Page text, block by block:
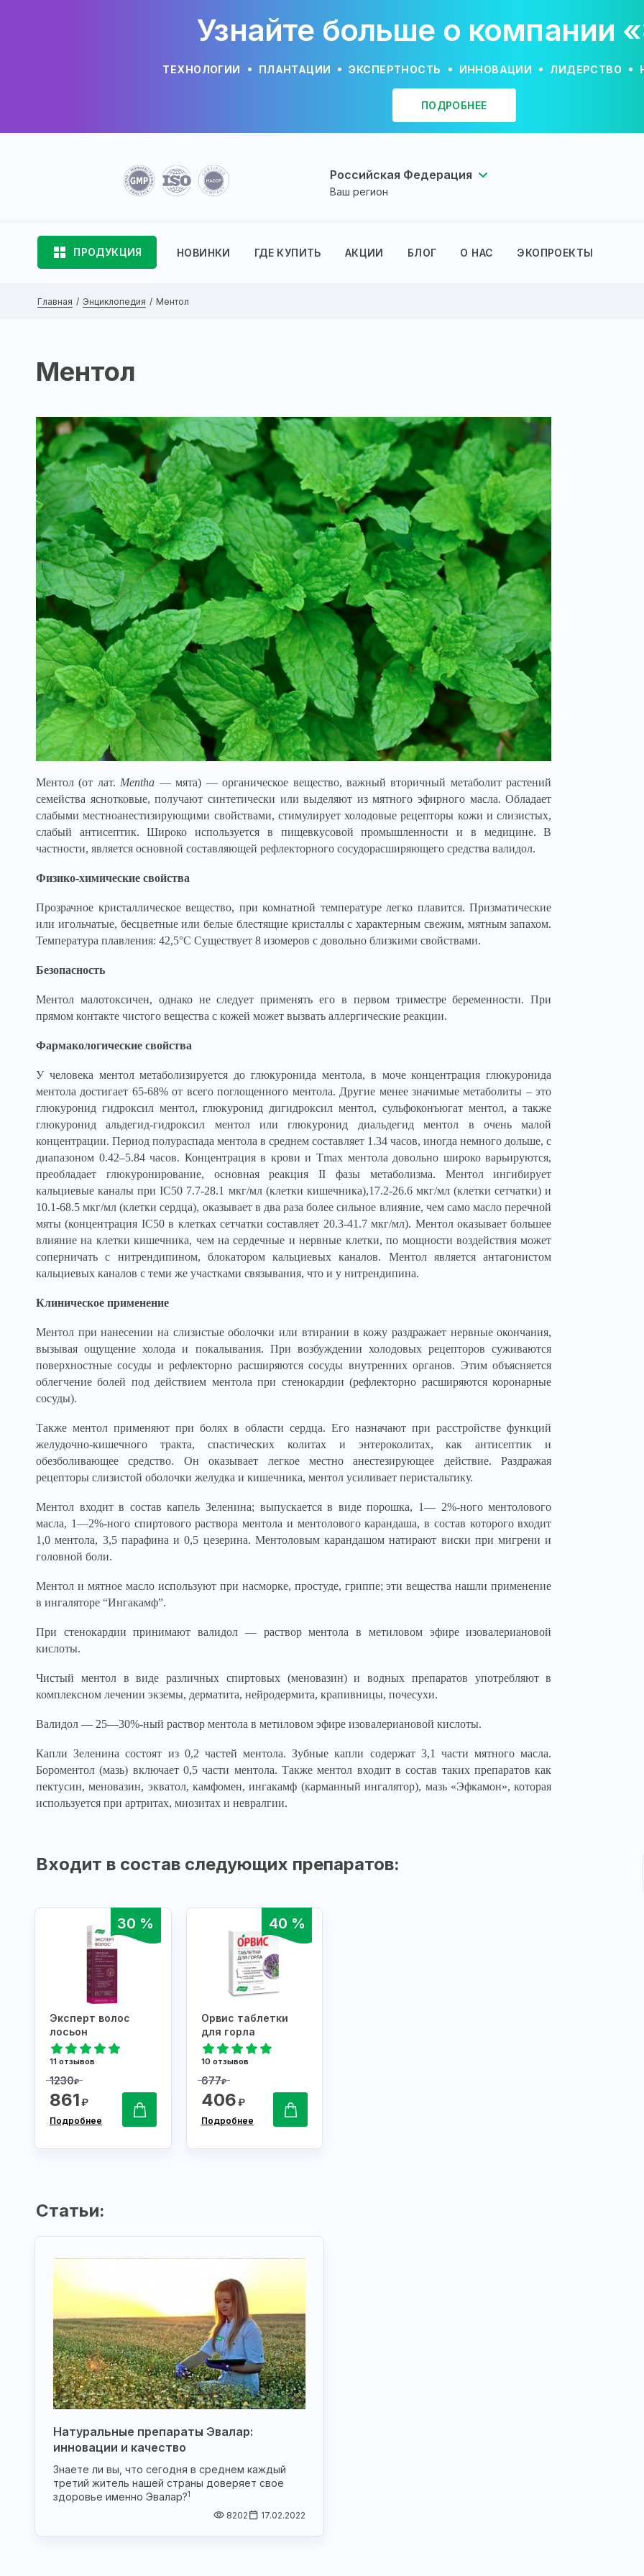
Узнайте больше о компании
ТЕХНОЛОГИИ ПЛАНТАЦИИ ЭКСПЕРТНОСТЬ ИННОВАЦИИ ЛИДЕРСТВО
ПОДРОБНЕЕ
Российская Федерация
Ваш регион
ПРОДУКЦИЯ НОВИНКИ ГДЕ КУПИТЬ АКЦИИ БЛОГ О НАС ЭКОПРОЕКТЫ
Главная Энциклопедия Ментол
Ментол
Ментол (от лат. Mentha — мята) — органическое вещество, важный вторичный метаболит растений
семейства яснотковые, получают синтетически или выделяют из мятного эфирного масла. Обладает
слабыми местноанестизирующими свойствами, стимулирует холодовые рецепторы кожи и слизистых,
слабый антисептик. Широко используется в пищевкусовой промышленности и в медицине. В
частности, является основной составляющей рефлекторного сосудорасширяющего средства валидол.
Физико-химические свойства
Прозрачное кристаллическое вещество, при комнатной температуре легко плавится. Призматические
или игольчатые, бесцветные или белые блестящие кристаллы с характерным свежим, мятным запахом.
Температура плавления: 42,5°С Существует 8 изомеров с довольно близкими свойствами.
Безопасность
Ментол малотоксичен, однако не следует применять его в первом триместре беременности. При
прямом контакте чистого вещества с кожей может вызвать аллергические реакции.
Фармакологические свойства
У человека ментол метаболизируется до глюкуронида ментола, в моче концентрация глюкуронида
ментола достигает 65-68% от всего поглощенного ментола. Другие менее значимые метаболиты – это
глюкуронид гидроксил ментол, глюкуронид дигидроксил ментол, сульфоконъюгат ментол, а также
глюкуронид альдегид-гидроксил ментол или глюкуронид диальдегид ментол в очень малой
концентрации. Период полураспада ментола в среднем составляет 1.34 часов, иногда немного дольше, с
диапазоном 0.42–5.84 часов. Концентрация в крови и Tmax ментола довольно широко варьируются,
преобладает глюкуронирование, основная реакция II фазы метаболизма. Ментол ингибирует
кальциевые каналы при IC50 7.7-28.1 мкг/мл (клетки кишечника),17.2-26.6 мкг/мл (клетки сетчатки) и
10.1-68.5 мкг/мл (клетки сердца), оказывает в два раза более сильное влияние, чем само масло перечной
мяты (концентрация IC50 в клетках сетчатки составляет 20.3-41.7 мкг/мл). Ментол оказывает большее
влияние на клетки кишечника, чем на сердечные и нервные клетки, по мощности воздействия может
соперничать с нитрендипином, блокатором кальциевых каналов. Ментол является антагонистом
кальциевых каналов с теми же участками связывания, что и у нитрендипина.
Клиническое применение
Ментол при нанесении на слизистые оболочки или втирании в кожу раздражает нервные окончания,
вызывая ощущение холода и покалывания. При возбуждении холодовых рецепторов суживаются
поверхностные сосуды и рефлекторно расширяются сосуды внутренних органов. Этим объясняется
облегчение болей под действием ментола при стенокардии (рефлекторно расширяются коронарные
сосуды).
Также ментол применяют при болях в области сердца. Его назначают при расстройстве функций
желудочно-кишечного тракта, спастических колитах и энтероколитах, как антисептик и
обезболивающее средство. Он оказывает легкое местно анестезирующее действие. Раздражая
рецепторы слизистой оболочки желудка и кишечника, ментол усиливает перистальтику.
Ментол входит в состав капель Зеленина; выпускается в виде порошка, 1— 2%-ного ментолового
масла, 1—2%-ного спиртового раствора ментола и ментолового карандаша, в состав которого входит
1,0 ментола, 3,5 парафина и 0,5 цезерина. Ментоловым карандашом натирают виски при мигрени и
головной боли.
Ментол и мятное масло используют при насморке, простуде, гриппе; эти вещества нашли применение
в ингаляторе “Ингакамф”.
При стенокардии принимают валидол — раствор ментола в метиловом эфире изовалериановой
кислоты.
Чистый ментол в виде различных спиртовых (меновазин) и водных препаратов употребляют в
комплексном лечении экземы, дерматита, нейродермита, крапивницы, почесухи.
Валидол — 25—30%-ный раствор ментола в метиловом эфире изовалериановой кислоты.
Капли Зеленина состоят из 0,2 частей ментола. Зубные капли содержат 3,1 части мятного масла.
Бороментол (мазь) включает 0,5 части ментола. Также ментол входит в состав таких препаратов как
пектусин, меновазин, экватол, камфомен, ингакамф (карманный ингалятор), мазь «Эфкамон», которая
используется при артритах, миозитах и невралгии.
Входит в состав следующих препаратов:
30 %
Эксперт волос
лосьон
11 отзывов
1230₽
861₽
Подробнее
40 %
Орвис таблетки
для горла
10 отзывов
677₽
406₽
Подробнее
Статьи:
Натуральные препараты Эвалар:
инновации и качество
Знаете ли вы, что сегодня в среднем каждый
третий житель нашей страны доверяет свое
здоровье именно Эвалар?1
8202 17.02.2022